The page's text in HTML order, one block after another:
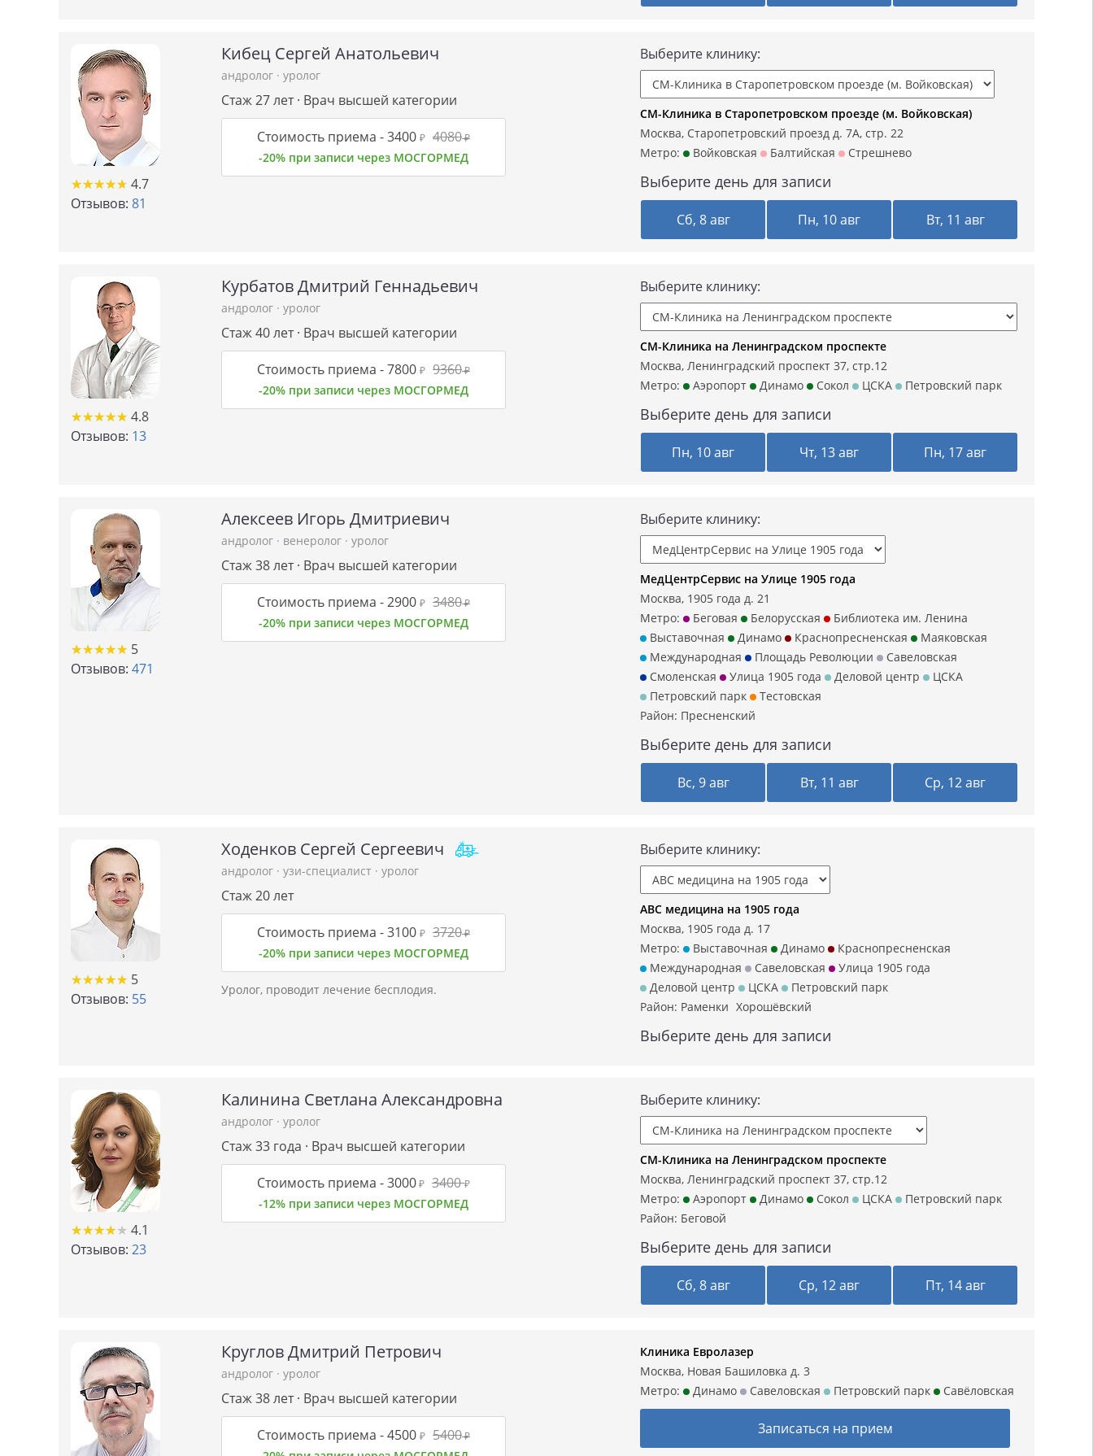
★★★★★
★★★★★ 4.7
Отзывов: 81
Кибец Сергей Анатольевич
андролог · уролог
Стаж 27 лет · Врач высшей категории
Стоимость приема -3400 ₽ 4080₽
-20% при записи через МОСГОРМЕД
Выберите клинику:
СМ-Клиника в Старопетровском проезде (м. Войковская)
Москва, Старопетровский проезд д. 7А, стр. 22
Метро:
Войковская Балтийская Стрешнево
Выберите день для записи
Сб, 8 авг Пн, 10 авг Вт, 11 авг
★★★★★
★★★★★ 4.8
Отзывов: 13
Курбатов Дмитрий Геннадьевич
андролог · уролог
Стаж 40 лет · Врач высшей категории
Стоимость приема -7800 ₽ 9360₽
-20% при записи через МОСГОРМЕД
Выберите клинику:
СМ-Клиника на Ленинградском проспекте
Москва, Ленинградский проспект 37, стр.12
Метро:
Аэропорт Динамо Сокол ЦСКА Петровский парк
Выберите день для записи
Пн, 10 авг Чт, 13 авг Пн, 17 авг
★★★★★
★★★★★ 5
Отзывов: 471
Алексеев Игорь Дмитриевич
андролог · венеролог · уролог
Стаж 38 лет · Врач высшей категории
Стоимость приема -2900 ₽ 3480₽
-20% при записи через МОСГОРМЕД
Выберите клинику:
МедЦентрСервис на Улице 1905 года
Москва, 1905 года д. 21
Метро:
Беговая Белорусская
Библиотека им. Ленина
Выставочная
Динамо Краснопресненская
Маяковская
Международная
Площадь Революции
Савеловская
Смоленская
Улица 1905 года Деловой центр
ЦСКА
Петровский парк
Тестовская
Район: Пресненский
Выберите день для записи
Вс, 9 авг Вт, 11 авг Ср, 12 авг
★★★★★
★★★★★ 5
Отзывов: 55
Ходенков Сергей Сергеевич
андролог · узи-специалист · уролог
Стаж 20 лет
Стоимость приема -3100 ₽ 3720₽
-20% при записи через МОСГОРМЕД
Уролог, проводит лечение бесплодия.
Выберите клинику:
ABC медицина на 1905 года
Москва, 1905 года д. 17
Метро:
Выставочная Динамо
Краснопресненская
Международная
Савеловская
Улица 1905 года
Деловой центр
ЦСКА
Петровский парк
Район: Раменки Хорошёвский
Выберите день для записи
★★★★★
★★★★★ 4.1
Отзывов: 23
Калинина Светлана Александровна
андролог · уролог
Стаж 33 года · Врач высшей категории
Стоимость приема -3000₽ 3400₽
-12% при записи через МОСГОРМЕД
Выберите клинику:
СМ-Клиника на Ленинградском проспекте
Москва, Ленинградский проспект 37, стр.12
Метро:
Аэропорт Динамо Сокол ЦСКА
Петровский парк
Район: Беговой
Выберите день для записи
Сб, 8 авг Ср, 12 авг Пт, 14 авг
Круглов Дмитрий Петрович
андролог · уролог
Стаж 38 лет · Врач высшей категории
Стоимость приема -4500 ₽ 5400₽
Клиника Евролазер
Москва, Новая Башиловка д. 3
Метро:
Динамо Савеловская Петровский парк Савёловская
Записаться на прием